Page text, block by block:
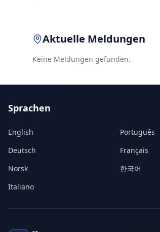
Aktuelle Meldungen
Keine Meldungen gefunden.
Sprachen
English Português
Deutsch
Français
Norsk
한국어
Italiano